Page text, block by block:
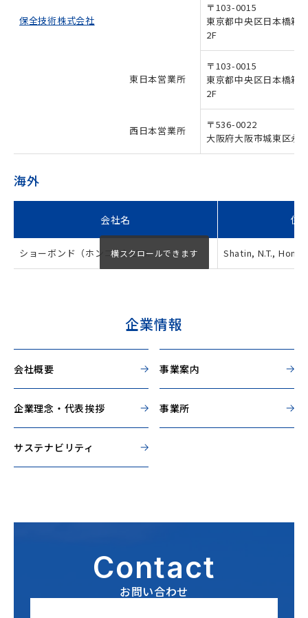
保全技術株式会社新しいウィンドウで開きます
〒103-0015
東京都中央区日本橋箱
2F
東日本営業所
〒103-0015
東京都中央区日本橋箱
2F
西日本営業所
〒536-0022
大阪府大阪市城東区永
海外
会社名 住
ショーボンド（ホンコン）LTD. Shatin, N.T., Hong
企業情報
会社概要 事業案内
企業理念・代表挨拶 事業所
サステナビリティ
Contact
お問い合わせ